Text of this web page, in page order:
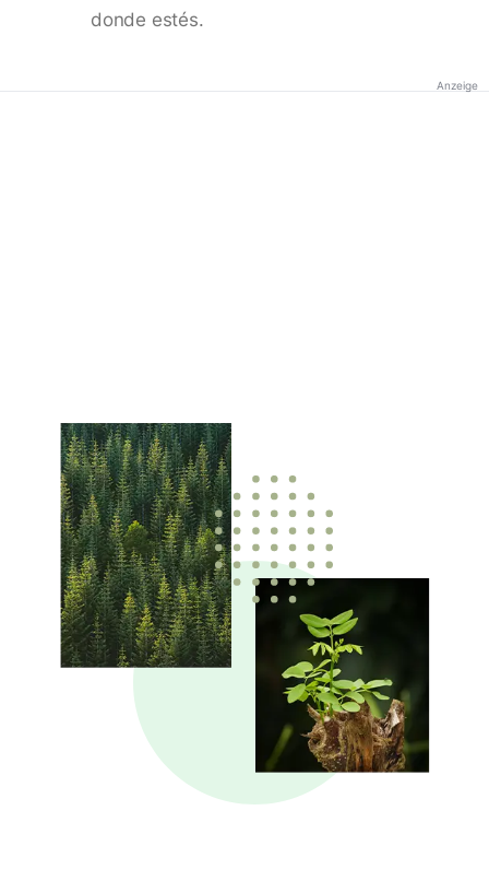
donde estés.
Anzeige